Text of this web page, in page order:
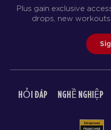
Plus gain exclusive
drops, new
HỎI ĐÁP NGHỀ NGHIỆP